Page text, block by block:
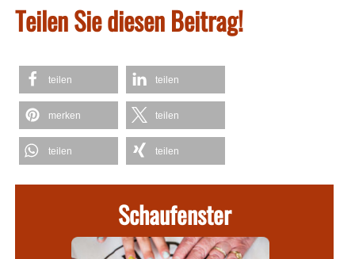
Teilen Sie diesen Beitrag!
teilen teilen
merken teilen
teilen teilen
Schaufenster